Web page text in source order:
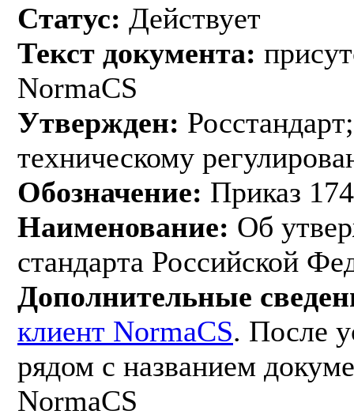
Статус: Действует
Текст документа:
NormaCS
Утвержден:
техническому
Обозначение: Приказ
Наименование: Об
стандарта Российской
Дополнительные
клиент NormaCS. После
рядом с названием
NormaCS